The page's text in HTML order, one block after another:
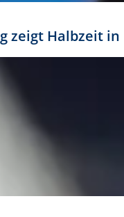
zeigt Halbzeit